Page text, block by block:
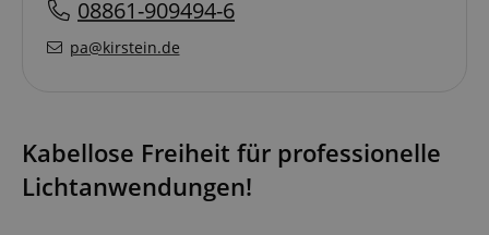
08861-909494-6
pa@kirstein.de
Kabellose Freiheit für professionelle
Lichtanwendungen!